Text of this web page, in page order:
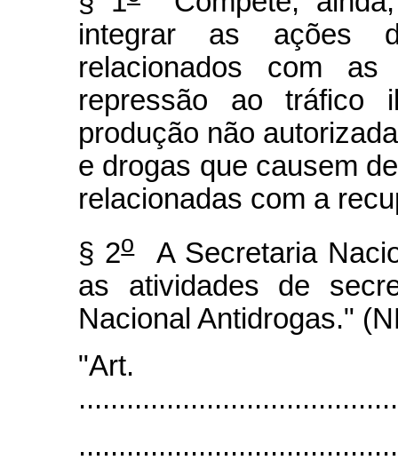
integrar as ações
relacionados com
repressão ao
produção não
e drogas que causem
relacionadas com a
§ 2oA Secretaria
as atividades de
Nacional Antidrogas."